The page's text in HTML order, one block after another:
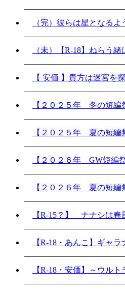
（完）彼らは星となるよ
（未）【R-18】ねらう
【 安価 】貴方は迷宮を
【２０２５年 冬の短編
【２０２５年 夏の短編
【２０２６年 GW短編祭
【２０２６年 夏の短編
【R-15？】 ナナシは
【R-18・あんこ】ギャ
【R-18・安価】～ウル